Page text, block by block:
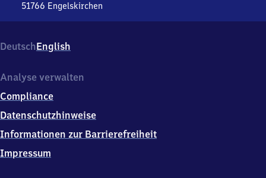
51766 Engelskirchen
Bahnhof,
5
7
6
Engelskirchen
DeutschEnglish
Analyse verwalten
Compliance
Datenschutzhinweise
Informationen zur Barrierefreiheit
Impressum